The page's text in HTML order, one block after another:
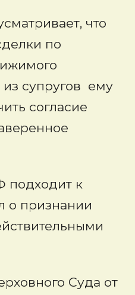
что
по
супругов ему
согласие
подходит к
о признании
Суда от